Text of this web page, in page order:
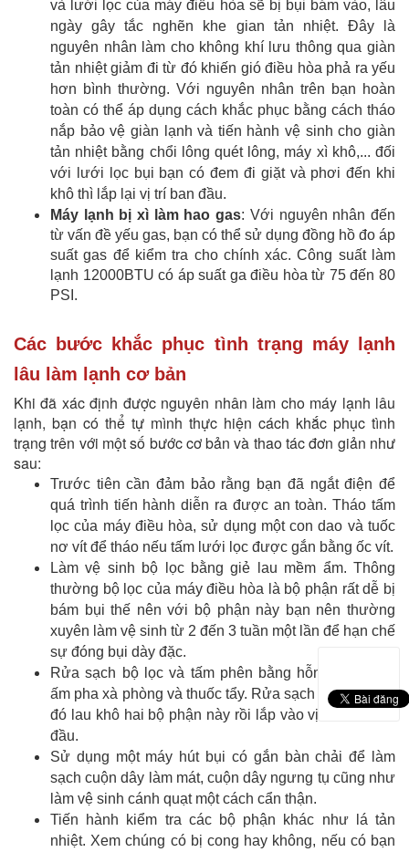
và lưới lọc của máy điều hòa sẽ bị bụi bám vào, lâu
ngày gây tắc nghẽn khe gian tản nhiệt. Đây là
nguyên nhân làm cho không khí lưu thông qua giàn
tản nhiệt giảm đi từ đó khiến gió điều hòa phả ra yếu
hơn bình thường. Với nguyên nhân trên bạn hoàn
toàn có thể áp dụng cách khắc phục bằng cách tháo
nắp bảo vệ giàn lạnh và tiến hành vệ sinh cho giàn
tản nhiệt bằng chổi lông quét lông, máy xì khô,... đối
với lưới lọc bụi bạn có đem đi giặt và phơi đến khi
khô thì lắp lại vị trí ban đầu.
Máy lạnh bị xì làm hao gas: Với nguyên nhân đến
từ vấn đề yếu gas, bạn có thể sử dụng đồng hồ đo áp
suất gas để kiểm tra cho chính xác. Công suất làm
lạnh 12000BTU có áp suất ga điều hòa từ 75 đến 80
PSI.
Các bước khắc phục tình trạng máy lạnh
lâu làm lạnh cơ bản
Khi đã xác định được nguyên nhân làm cho máy lạnh lâu
lạnh, bạn có thể tự mình thực hiện cách khắc phục tình
trạng trên với một số bước cơ bản và thao tác đơn giản như
sau:
Trước tiên cần đảm bảo rằng bạn đã ngắt điện để
quá trình tiến hành diễn ra được an toàn. Tháo tấm
lọc của máy điều hòa, sử dụng một con dao và tuốc
nơ vít để tháo nếu tấm lưới lọc được gắn bằng ốc vít.
Làm vệ sinh bộ lọc bằng giẻ lau mềm ẩm. Thông
thường bộ lọc của máy điều hòa là bộ phận rất dễ bị
bám bụi thế nên với bộ phận này bạn nên thường
xuyên làm vệ sinh từ 2 đến 3 tuần một lần để hạn chế
sự đóng bụi dày đặc.
Rửa sạch bộ lọc và tấm phên bằng hỗn hợp nước
ấm pha xà phòng và thuốc tẩy. Rửa sạch bụi bẩn sau
đó lau khô hai bộ phận này rồi lắp vào vị trí như ban
đầu.
Sử dụng một máy hút bụi có gắn bàn chải để làm
sạch cuộn dây làm mát, cuộn dây ngưng tụ cũng như
làm vệ sinh cánh quạt một cách cẩn thận.
Tiến hành kiểm tra các bộ phận khác như lá tản
nhiệt. Xem chúng có bị cong hay không, nếu có bạn